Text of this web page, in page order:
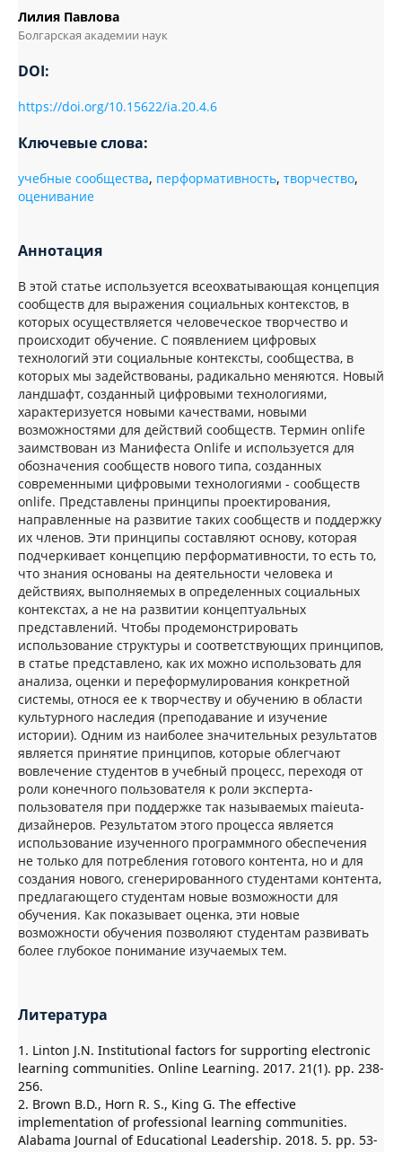
Лилия Павлова
Болгарская академии наук
DOI:
https://doi.org/10.15622/ia.20.4.6
Ключевые слова:
учебные сообщества, перформативность, творчество,
оценивание
Аннотация
В этой статье используется всеохватывающая концепция
сообществ для выражения социальных контекстов, в
которых осуществляется человеческое творчество и
происходит обучение. С появлением цифровых
технологий эти социальные контексты, сообщества, в
которых мы задействованы, радикально меняются. Новый
ландшафт, созданный цифровыми технологиями,
характеризуется новыми качествами, новыми
возможностями для действий сообществ. Термин onlife
заимствован из Манифеста Onlife и используется для
обозначения сообществ нового типа, созданных
современными цифровыми технологиями - сообществ
onlife. Представлены принципы проектирования,
направленные на развитие таких сообществ и поддержку
их членов. Эти принципы составляют основу, которая
подчеркивает концепцию перформативности, то есть то,
что знания основаны на деятельности человека и
действиях, выполняемых в определенных социальных
контекстах, а не на развитии концептуальных
представлений. Чтобы продемонстрировать
использование структуры и соответствующих принципов,
в статье представлено, как их можно использовать для
анализа, оценки и переформулирования конкретной
системы, относя ее к творчеству и обучению в области
культурного наследия (преподавание и изучение
истории). Одним из наиболее значительных результатов
является принятие принципов, которые облегчают
вовлечение студентов в учебный процесс, переходя от
роли конечного пользователя к роли эксперта-
пользователя при поддержке так называемых maieuta-
дизайнеров. Результатом этого процесса является
использование изученного программного обеспечения
не только для потребления готового контента, но и для
создания нового, сгенерированного студентами контента,
предлагающего студентам новые возможности для
обучения. Как показывает оценка, эти новые
возможности обучения позволяют студентам развивать
более глубокое понимание изучаемых тем.
Литература
1. Linton J.N. Institutional factors for supporting electronic
learning communities. Online Learning. 2017. 21(1). pp. 238-
256.
2. Brown B.D., Horn R. S., King G. The effective
implementation of professional learning communities.
Alabama Journal of Educational Leadership. 2018. 5. pp. 53-